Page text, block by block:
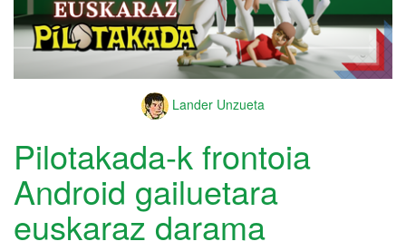
Lander Unzueta
Pilotakada-k frontoia
Android gailuetara
euskaraz darama